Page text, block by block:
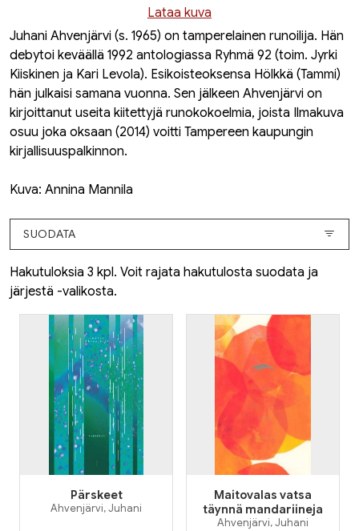
Lataa kuva
Juhani Ahvenjärvi (s. 1965) on tamperelainen runoilija. Hän
debytoi keväällä 1992 antologiassa Ryhmä 92 (toim. Jyrki
Kiiskinen ja Kari Levola). Esikoisteoksensa Hölkkä (Tammi)
hän julkaisi samana vuonna. Sen jälkeen Ahvenjärvi on
kirjoittanut useita kiitettyjä runokokoelmia, joista Ilmakuva
osuu joka oksaan (2014) voitti Tampereen kaupungin
kirjallisuuspalkinnon.
Kuva: Annina Mannila
SUODATA
Hakutuloksia 3 kpl. Voit rajata hakutulosta suodata ja
järjestä -valikosta.
Pärskeet
Ahvenjärvi, Juhani
Maitovalas vatsa
täynnä mandariineja
Ahvenjärvi, Juhani